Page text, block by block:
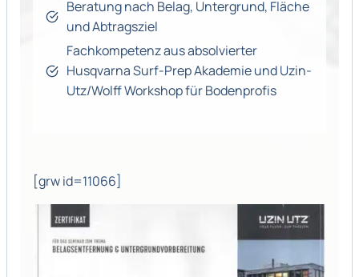
Beratung nach Belag, Untergrund, Fläche
und Abtragsziel
Fachkompetenz aus absolvierter
Husqvarna Surf-Prep Akademie und Uzin-
Utz/Wolff Workshop für Bodenprofis
[grw id=11066]